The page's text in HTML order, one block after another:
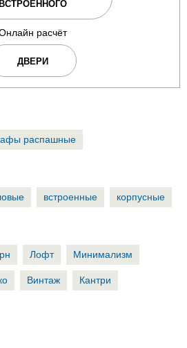
расчёт
ДВЕРИ
распашные
встроенные корпусные
Лофт
Минимализм
Винтаж
Кантри